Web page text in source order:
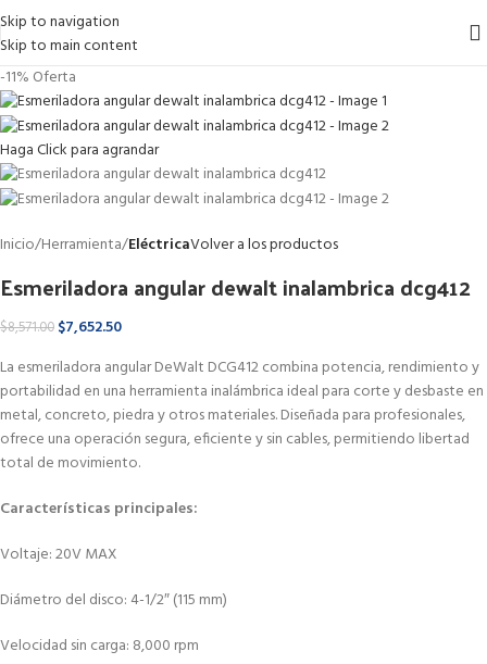
Skip to navigation
Skip to main content
-11% Oferta
Haga Click para agrandar
Inicio Herramienta EléctricaVolver a los productos
Esmeriladora angular dewalt inalambrica dcg412
$8,571.00 $7,652.50
La esmeriladora angular DeWalt DCG412 combina potencia, rendimiento y
portabilidad en una herramienta inalámbrica ideal para corte y desbaste en
metal, concreto, piedra y otros materiales. Diseñada para profesionales,
ofrece una operación segura, eficiente y sin cables, permitiendo libertad
total de movimiento.
Características principales:
Voltaje: 20V MAX
Diámetro del disco: 4-1/2″ (115 mm)
Velocidad sin carga: 8,000 rpm